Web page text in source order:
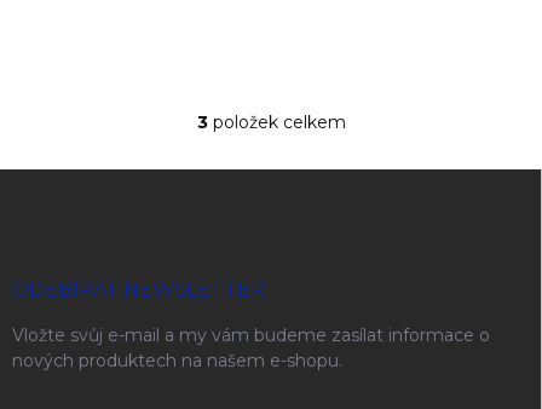
Ovládací prvky výpisu
3položek celkem
ODEBÍRAT NEWSLETTER
Vložte svůj e-mail a my vám budeme zasílat informace o
nových produktech na našem e-shopu.